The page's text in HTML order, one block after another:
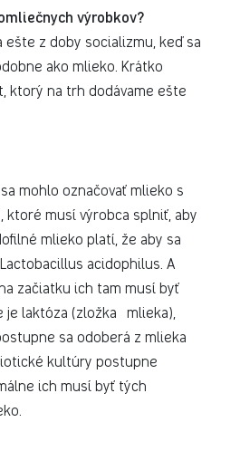
výrobkov?
ešte z doby socializmu, keď sa
ako mlieko. Krátko
ktorý na trh dodávame ešte
mohlo označovať mlieko s
musí výrobca splniť, aby
mlieko platí, že aby sa
acidophilus. A
začiatku ich tam musí byť
je laktóza (zložka mlieka),
sa odoberá z mlieka
kultúry postupne
ich musí byť tých